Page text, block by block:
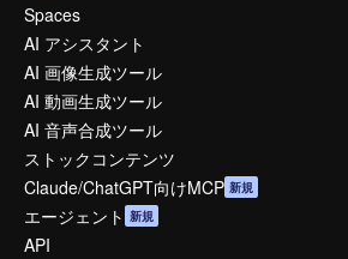
Spaces
AI アシスタント
AI 画像生成ツール
AI 動画生成ツール
AI 音声合成ツール
ストックコンテンツ
Claude/ChatGPT向けMCP 新規
エージェント 新規
API